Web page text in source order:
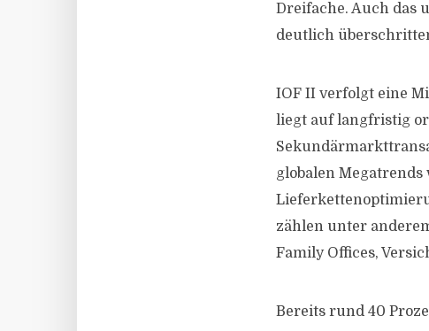
Dreifache. Auch das
deutlich
IOF II verfolgt eine
liegt auf langfristig
globalen
zählen unter
Family Offices,
Bereits rund 40